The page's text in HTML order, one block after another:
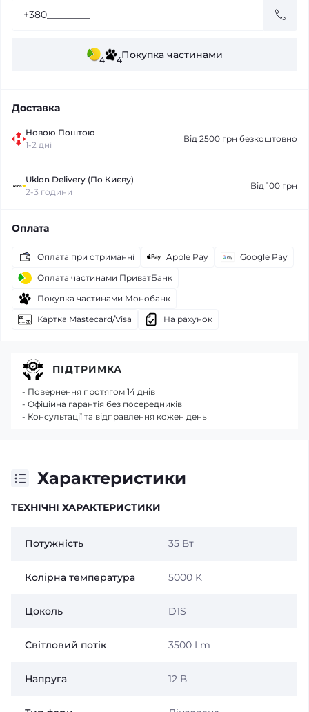
4 4Покупка частинами
Доставка
Новою Поштою
1-2 дні
Від 2500 грн безкоштовно
Uklon Delivery (По Києву)
2-3 години
Від 100 грн
Оплата
Оплата при отриманні Apple Pay
Google Pay
Оплата частинами ПриватБанк
Покупка частинами Монобанк
Картка Mastecard/Visa
На рахунок
Характеристики
ТЕХНІЧНІ ХАРАКТЕРИСТИКИ
Потужність 35 Вт
Колірна температура 5000 K
Цоколь D1S
Світловий потік 3500 Lm
Напруга 12 В
ПІДТРИМКА
- Повернення протягом 14 днів
- Офіційна гарантія без посередників
- Консультації та відправлення кожен день